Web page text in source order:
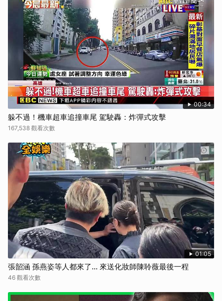
00:34
躲不過！機車超車追撞車尾 駕駛轟：炸彈式攻擊
167,538 觀看次數
01:05
張韶涵 孫燕姿等人都來了... 來送化妝師陳聆薇最後一程
46 觀看次數